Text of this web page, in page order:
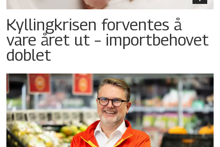
Kyllingkrisen forventes å
vare året ut – importbehovet
doblet